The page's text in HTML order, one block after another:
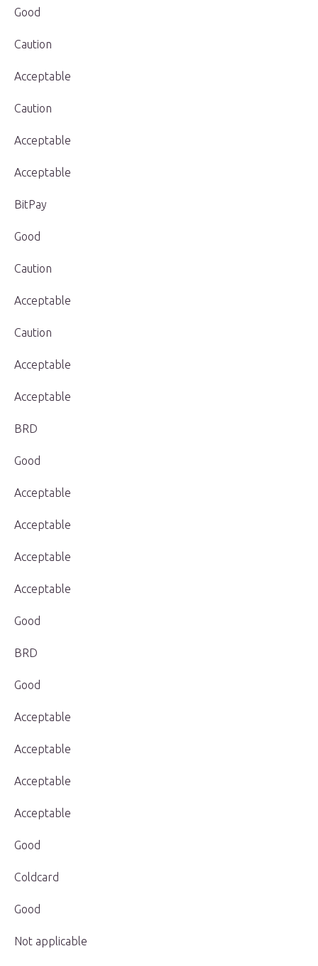
Good
Caution
Acceptable
Caution
Acceptable
Acceptable
BitPay
Good
Caution
Acceptable
Caution
Acceptable
Acceptable
BRD
Good
Acceptable
Acceptable
Acceptable
Acceptable
Good
BRD
Good
Acceptable
Acceptable
Acceptable
Acceptable
Good
Coldcard
Good
Not applicable